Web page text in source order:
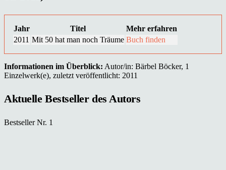
Jahr Titel
Mehr erfahren
2011 Mit 50 hat man noch Träume Buch finden
Informationen im Überblick: Autor/in: Bärbel Böcker, 1
Einzelwerk(e), zuletzt veröffentlicht: 2011
Aktuelle Bestseller des Autors
Bestseller Nr. 1